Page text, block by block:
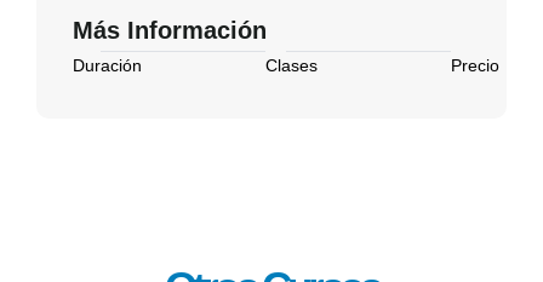
Más Información
Duración Clases Precio